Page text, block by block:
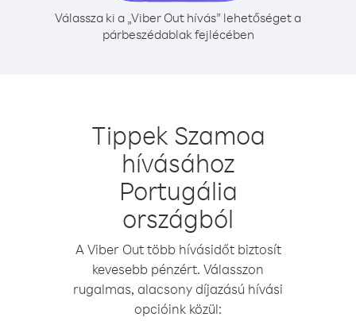
Válassza ki a „Viber Out hívás” lehetőséget a
párbeszédablak fejlécében
Tippek Szamoa
hívásához
Portugália
országból
A Viber Out több hívásidőt biztosít
kevesebb pénzért. Válasszon
rugalmas, alacsony díjazású hívási
opcióink közül: